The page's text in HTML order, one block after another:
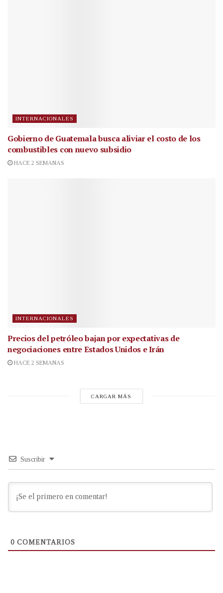
INTERNACIONALES
Gobierno de Guatemala busca aliviar el costo de los
combustibles con nuevo subsidio
HACE 2 SEMANAS
INTERNACIONALES
Precios del petróleo bajan por expectativas de
negociaciones entre Estados Unidos e Irán
HACE 2 SEMANAS
CARGAR MÁS
Suscribir
0 COMENTARIOS